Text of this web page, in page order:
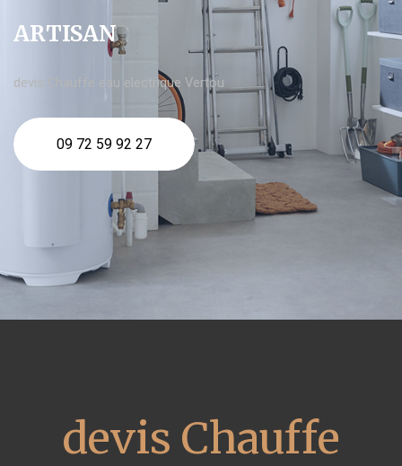
ARTISAN
devis Chauffe eau electrique Vertou
09 72 59 92 27
devis Chauffe